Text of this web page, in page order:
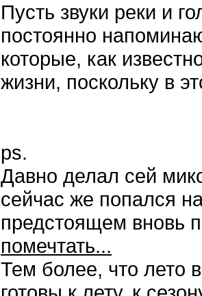
Пусть звуки реки и
постоянно
которые, как
жизни, поскольку в
ps.
Давно делал сей
сейчас же попался
предстоящем вновь
помечтать...
Тем более, что лето